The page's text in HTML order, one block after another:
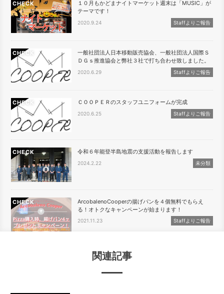
CHECK
１０月もかどまナイトマーケット週末は「MUSIC」が
テーマです！
2020.9.24 Staffよりご報告
CHECK
一般社団法人日本移動販売協会、一般社団法人国際Ｓ
ＤＧｓ推進協会と弊社３社で打ち合わせ致しました。
2020.6.29 Staffよりご報告
CHECK ＣＯＯＰＥＲのスタッフユニフォームが完成
2020.6.25 Staffよりご報告
CHECK 令和６年能登半島地震の支援活動を報告します
2024.2.22 未分類
CHECK
ArcobalenoCooperの揚げパンを４個無料でもらえ
る！オトクなキャンペーンが始まります！
2021.11.23 Staffよりご報告
関連記事